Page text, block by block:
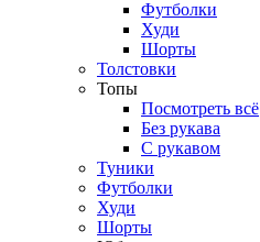
Футболки
Худи
Шорты
Толстовки
Топы
Посмотреть всё
Без рукава
С рукавом
Туники
Футболки
Худи
Шорты